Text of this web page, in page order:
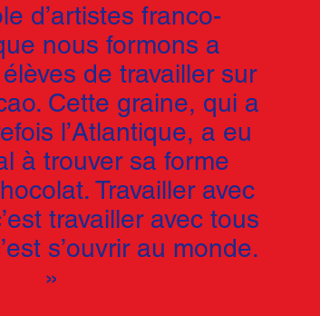
d’artistes franco-
nous formons a
de travailler sur
Cette graine, qui a
l’Atlantique, a eu
à trouver sa forme
Travailler avec
travailler avec tous
s’ouvrir au monde.
»